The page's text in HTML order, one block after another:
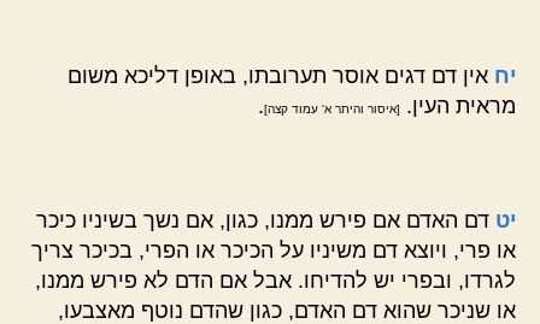
יח אין דם דגים אוסר תערובתו, באופן דליכא משום
מראית העין.
[איסור והיתר א' עמוד קצה].
יט דם האדם אם פירש ממנו, כגון, אם נשך בשיניו כיכר
או פרי, ויוצא דם משיניו על הכיכר או הפרי, בכיכר צריך
לגרדו, ובפרי יש להדיחו. אבל אם הדם לא פירש ממנו,
או שניכר שהוא דם האדם, כגון שהדם נוטף מאצבעו,